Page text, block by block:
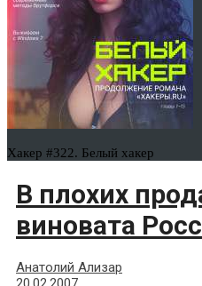
Хакер #322. Белый хакер
В плохих
виновата
Анатолий Ализар